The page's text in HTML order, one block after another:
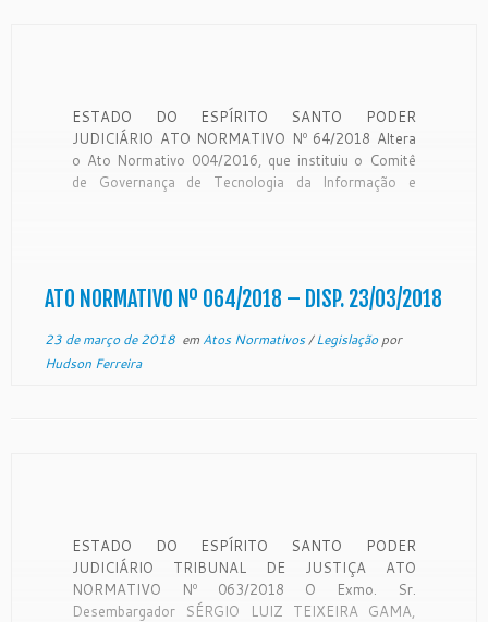
ESTADO DO ESPÍRITO SANTO PODER
JUDICIÁRIO ATO NORMATIVO Nº 64/2018 Altera
o Ato Normativo 004/2016, que instituiu o Comitê
de Governança de Tecnologia da Informação e
ATO NORMATIVO Nº 064/2018 – DISP. 23/03/2018
23 de março de 2018em Atos Normativos/Legislaçãopor
Hudson Ferreira
ESTADO DO ESPÍRITO SANTO PODER
JUDICIÁRIO TRIBUNAL DE JUSTIÇA ATO
NORMATIVO Nº 063/2018 O Exmo. Sr.
Desembargador SÉRGIO LUIZ TEIXEIRA GAMA,